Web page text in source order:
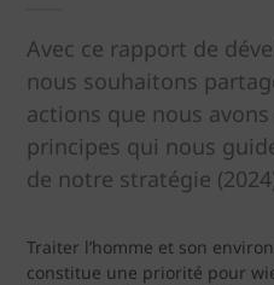
Avec ce rapport de
nous souhaitons
actions que nous
principes qui nous
de notre stratégie
Traiter l’homme et son
constitue une priorité pour